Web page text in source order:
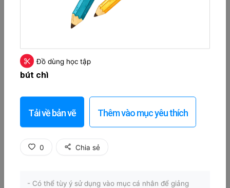
Đồ dùng học tập
bút chì
Tải về bản vẽ Thêm vào mục yêu thích
0 Chia sẻ
- Có thể tùy ý sử dụng vào mục cá nhân để giảng